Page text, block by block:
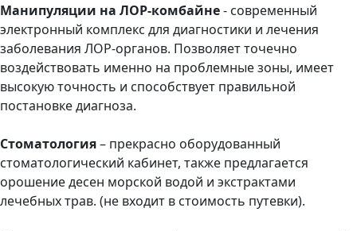
Манипуляции на ЛОР-комбайне- современный
электронный комплекс для диагностики и лечения
заболевания ЛОР-органов. Позволяет точечно
воздействовать именно на проблемные зоны, имеет
высокую точность и способствует правильной
постановке диагноза.
Стоматология– прекрасно оборудованный
стоматологический кабинет, также предлагается
орошение десен морской водой и экстрактами
лечебных трав. (не входит в стоимость путевки).